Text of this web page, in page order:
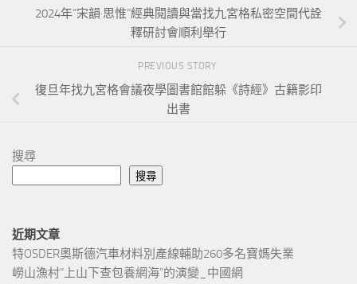
2024年“宋韻·思惟”經典閱讀與當找九宮格私密空間代詮
釋研討會順利舉行
PREVIOUS STORY
復旦年找九宮格會議夜學圖書館館躲《詩經》古籍影印
出書
搜尋
搜尋
近期文章
特OSDER奧斯德汽車材料別產線輔助260多名寶媽失業
嶗山漁村“上山下查包養網海”的演變_中國網